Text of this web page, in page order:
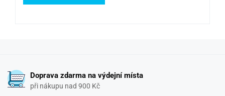
Doprava zdarma na výdejní místa
při nákupu nad 900 Kč